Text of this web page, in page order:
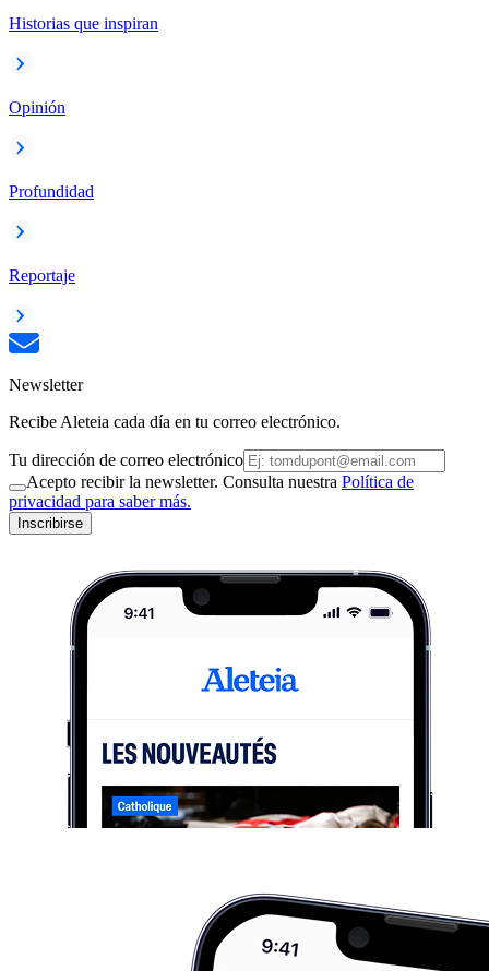
Historias que inspiran
Opinión
Profundidad
Reportaje
Newsletter
Recibe Aleteia cada día en tu correo electrónico.
Tu dirección de correo electrónico
Acepto recibir la newsletter. Consulta nuestra Política de
privacidad para saber más.
Inscribirse